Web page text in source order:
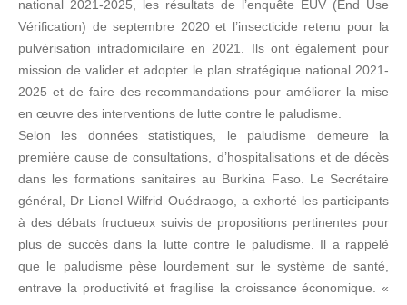
national 2021-2025, les résultats de l’enquête EUV (End Use
Vérification) de septembre 2020 et l’insecticide retenu pour la
pulvérisation intradomicilaire en 2021. Ils ont également pour
mission de valider et adopter le plan stratégique national 2021-
2025 et de faire des recommandations pour améliorer la mise
en œuvre des interventions de lutte contre le paludisme.
Selon les données statistiques, le paludisme demeure la
première cause de consultations, d’hospitalisations et de décès
dans les formations sanitaires au Burkina Faso. Le Secrétaire
général, Dr Lionel Wilfrid Ouédraogo, a exhorté les participants
à des débats fructueux suivis de propositions pertinentes pour
plus de succès dans la lutte contre le paludisme. Il a rappelé
que le paludisme pèse lourdement sur le système de santé,
entrave la productivité et fragilise la croissance économique. «